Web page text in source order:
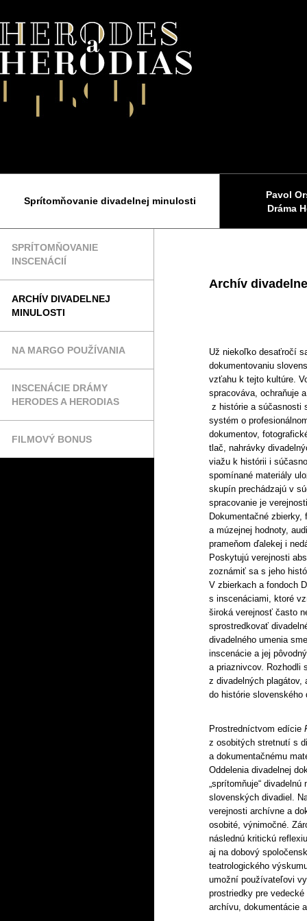
Sprítomňovanie divadelnej minulosti
Pavol
Dráma
SPRÍTOMŇOVANIE
INSCENÁCIÍ
ARCHÍV DIVADELNEJ
MINULOSTI
NA MARGO POUŽÍVANIA
INSCENÁCIE DRÁMY
HERODES A HERODIAS
FILMOVÝ BONUS
Archív
Už niekoľko desaťročí
dokumentovaniu
vzťahu k tejto kultúre.
spracováva, ochraňuje
z histórie a súčasnosti
systém o
dokumentov,
tlač, nahrávky
viažu k histórii i
spomínané materiály
skupín prechádzajú v
spracovanie je
Dokumentačné
a múzejnej hodnoty,
prameňom ďalekej i
Poskytujú verejnosti
zoznámiť sa s jeho
V zbierkach a fondoch
s inscenáciami, ktoré
široká verejnosť často
sprostredkovať
divadelného umenia
inscenácie a jej
a priaznivcov. Rozhodli
z divadelných plagátov,
do histórie slovenského
Prostredníctvom edície
z osobitých stretnutí s
a dokumentačnému
Oddelenia divadelnej
„sprítomňuje“
slovenských divadiel.
verejnosti archívne a
osobité, výnimočné.
následnú kritickú
aj na dobový
teatrologického
umožní používateľovi
prostriedky pre
archívu, dokumentácie